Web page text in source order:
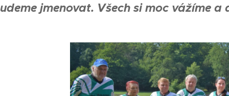
jmenovat. Všech si moc vážíme a